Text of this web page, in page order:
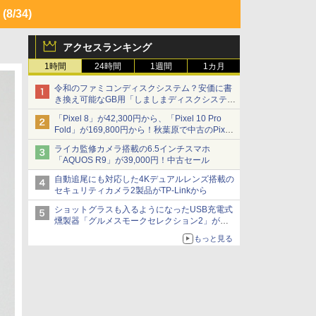
(8/34)
アクセスランキング
1時間 24時間 1週間 1カ月
令和のファミコンディスクシステム？安価に書
き換え可能なGB用「しましまディスクシステ
ム」
「Pixel 8」が42,300円から、「Pixel 10 Pro
Fold」が169,800円から！秋葉原で中古のPixel
シリーズがお買い得
ライカ監修カメラ搭載の6.5インチスマホ
「AQUOS R9」が39,000円！中古セール
自動追尾にも対応した4Kデュアルレンズ搭載の
セキュリティカメラ2製品がTP-Linkから
ショットグラスも入るようになったUSB充電式
燻製器「グルメスモークセレクション2」がサ
もっと見る